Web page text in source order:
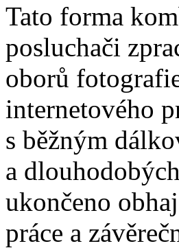
Tato forma
posluchači
oborů
internetového
s běžným
a
ukončeno
práce a